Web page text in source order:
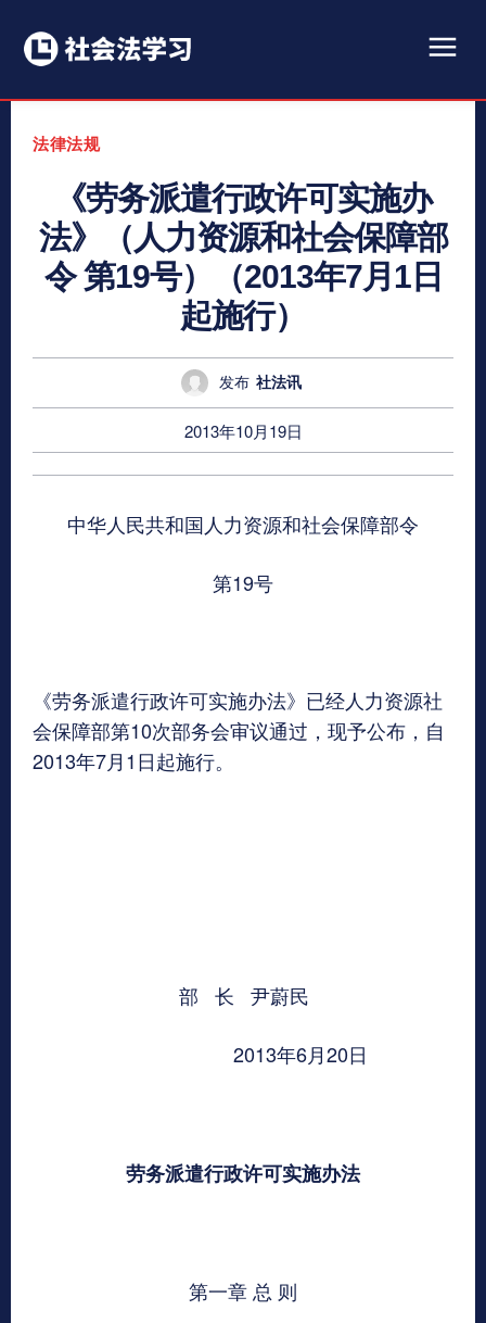
法律法规
《劳务派遣行政许可实施办
法》（人力资源和社会保障部
令 第19号）（2013年7月1日
起施行）
发布 社法讯
2013年10月19日
中华人民共和国人力资源和社会保障部令
第19号
《劳务派遣行政许可实施办法》已经人力资源社
会保障部第10次部务会审议通过，现予公布，自
2013年7月1日起施行。
部 长 尹蔚民
2013年6月20日
劳务派遣行政许可实施办法
第一章 总 则